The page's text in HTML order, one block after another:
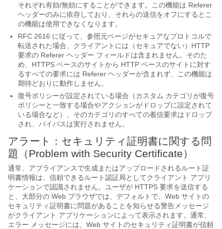
それぞれ有効/無効にすることができます。この機能は Referer
ヘッダーのみに依存しており、それらの送信をオフにするとこ
の機能は使用できなくなります。
RFC 2616 に従って、参照元ページがセキュアなプロトコルで
転送された場合、クライアントには（セキュアでない）HTTP
要求の Referer ヘッダー フィールドは含まれません。そのた
め、HTTPS ベースのサイトから HTTP ベースのサイトに対す
るすべての要求には Referer ヘッダーが含まれず、この機能は
期待どおりに動作しません。
復号ポリシーが設定されている場合（カスタム カテゴリが復号
ポリシーと一致する場合やアクションがドロップに設定されて
いる場合など）、そのカテゴリのすべての着信要求はドロップ
され、バイパスは実行されません。
アラート：セキュリティ証明書に関する問
題（Problem with Security Certificate）
通常、アプライアンスで生成またはアップロードされるルート証
明書情報は、信頼できるルート認証局としてクライアント アプリ
ケーションで認識されません。ユーザが HTTPS 要求を送信する
と、大部分の Web ブラウザでは、デフォルトで、Web サイトの
セキュリティ証明書に問題があることを知らせる警告メッセージ
がクライアント アプリケーションによって表示されます。通常、
エラー メッセージには、Web サイトのセキュリティ証明書が信頼